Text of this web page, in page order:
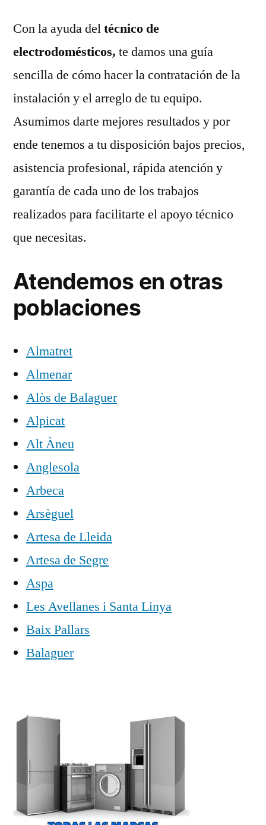
Con la ayuda deltécnico de
electrodomésticos, te damos una guía
sencilla de cómo hacer la contratación de la
instalación y el arreglo de tu equipo.
Asumimos darte mejores resultados y por
ende tenemos a tu disposición bajos precios,
asistencia profesional, rápida atención y
garantía de cada uno de los trabajos
realizados para facilitarte el apoyo técnico
que necesitas.
Atendemos en otras
poblaciones
Almatret
Almenar
Alòs de Balaguer
Alpicat
Alt Àneu
Anglesola
Arbeca
Arsèguel
Artesa de Lleida
Artesa de Segre
Aspa
Les Avellanes i Santa Linya
Baix Pallars
Balaguer